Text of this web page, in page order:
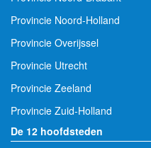
Provincie Noord-Holland
Provincie Overijssel
Provincie Utrecht
Provincie Zeeland
Provincie Zuid-Holland
De 12 hoofdsteden